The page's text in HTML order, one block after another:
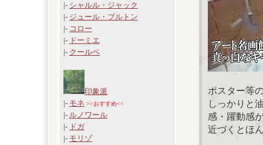
|- シャルル・ジャック
|- ジュール・ブルトン
|- コロー
|- ドーミエ
|- クールベ
印象派
|- モネ >>おすすめ<<
|- ルノワール
|- ドガ
|- モリゾ
ポスター等
しっかりと
感・躍動感
近づくとほ